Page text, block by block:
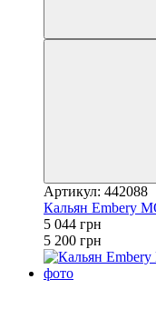
Артикул: 442088
Кальян Embery
5 044 грн
5 200 грн